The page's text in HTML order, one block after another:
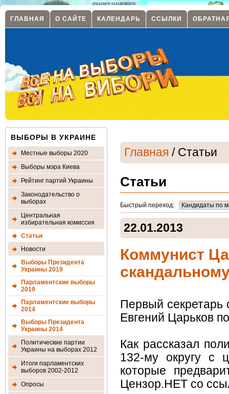
ГЛАВНАЯ О САЙТЕ КАЛЕНДАРЬ ССЫЛКИ
ВЫБОРЫ В УКРАИНЕ
Местные выборы 2020
Выборы мэра Киева
Рейтинг партий Украины
Законодательство о
выборах
Центральная
избирательная комиссия
Статьи
Новости
Выборы Президента
Украины 2019
Парламентские выборы
2019
Парламентские выборы
2014
Выборы Президента
Украины 2014
Политические партии
Украины на выборах 2012
Итоги парламентских
выборов 2002-2012
Опросы
Главная / Статьи
Статьи
Быстрый переход:
22.01.2013
Коммунист
Первый секретарь
Евгений Царьков
Как рассказал
132-му округу с
которые
Цензор.НЕТ со